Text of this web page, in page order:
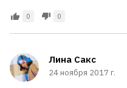
0 0
Лина Сакс
24 ноября 2017 г.